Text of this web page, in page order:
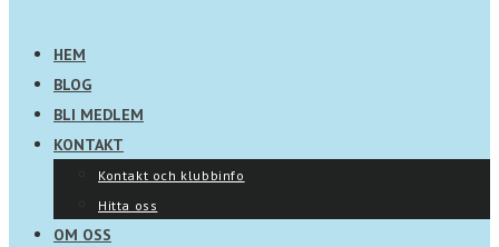
HEM
BLOG
BLI MEDLEM
KONTAKT
Kontakt och klubbinfo
Hitta oss
OM OSS